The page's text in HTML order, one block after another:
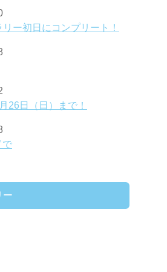
リー初日にコンプリート！
26日（日）まで！
で
ー